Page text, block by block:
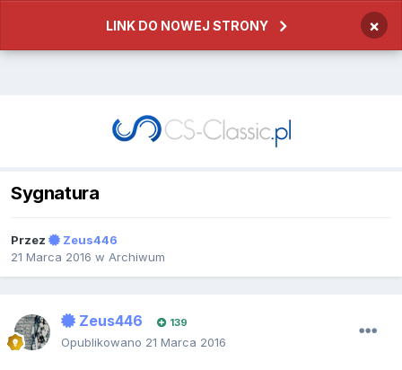
LINK DO NOWEJ STRONY ×
Sygnatura
Przez
Zeus446
21 Marca 2016 w Archiwum
Zeus446 139
Opublikowano 21 Marca 2016